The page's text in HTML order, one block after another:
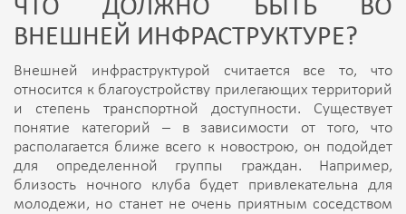
ЧТО ДОЛЖНО БЫТЬ ВО
ВНЕШНЕЙ ИНФРАСТРУКТУРЕ?
Внешней инфраструктурой считается все то, что
относится к благоустройству прилегающих территорий
и степень транспортной доступности. Существует
понятие категорий – в зависимости от того, что
располагается ближе всего к новострою, он подойдет
для определенной группы граждан. Например,
близость ночного клуба будет привлекательна для
молодежи, но станет не очень приятным соседством